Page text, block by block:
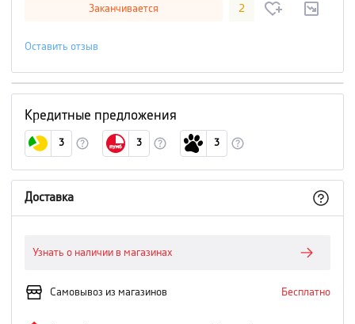
Заканчивается 2
Оставить отзыв
Кредитные предложения
3 3 3
Доставка
Узнать о наличии в магазинах
Самовывоз из магазинов Бесплатно